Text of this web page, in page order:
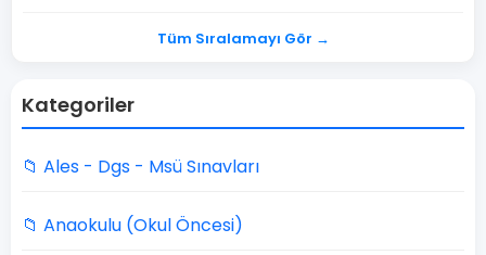
Tüm Sıralamayı Gör →
Kategoriler
📁 Ales - Dgs - Msü Sınavları
📁 Anaokulu (Okul Öncesi)